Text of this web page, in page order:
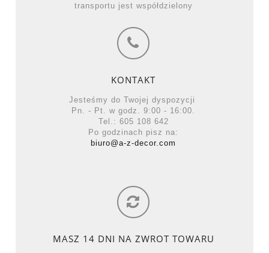
transportu jest współdzielony
KONTAKT
Jesteśmy do Twojej dyspozycji
Pn. - Pt. w godz. 9:00 - 16:00.
Tel.: 605 108 642
Po godzinach pisz na:
biuro@a-z-decor.com
MASZ 14 DNI NA ZWROT TOWARU